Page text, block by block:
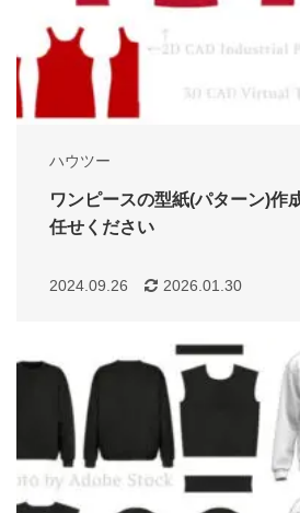
ハウツー
ワンピースの型紙(パターン)作
任せください
2024.09.26 2026.01.30